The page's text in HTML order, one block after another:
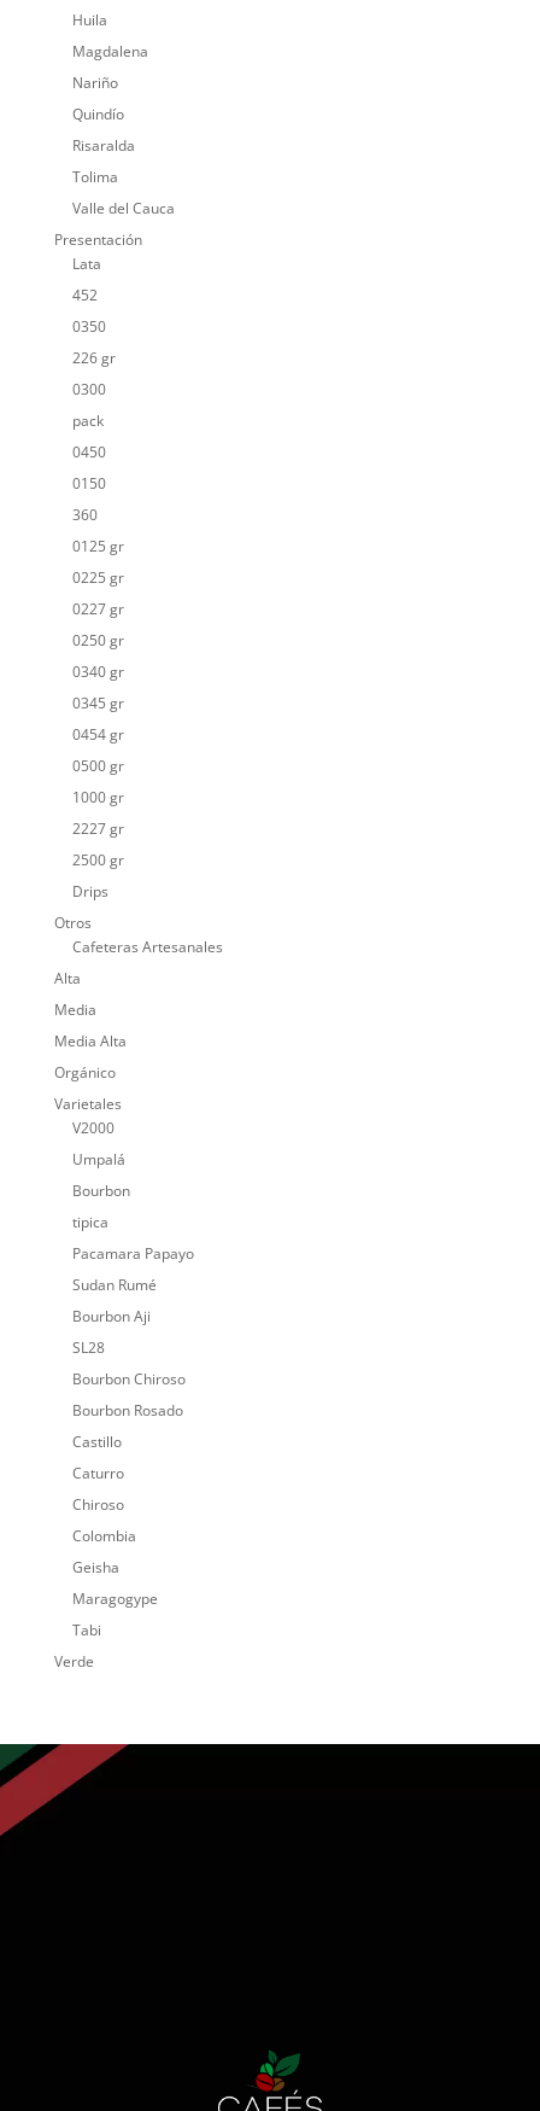
Huila
Magdalena
Nariño
Quindío
Risaralda
Tolima
Valle del Cauca
Presentación
Lata
452
0350
226 gr
0300
pack
0450
0150
360
0125 gr
0225 gr
0227 gr
0250 gr
0340 gr
0345 gr
0454 gr
0500 gr
1000 gr
2227 gr
2500 gr
Drips
Otros
Cafeteras Artesanales
Alta
Media
Media Alta
Orgánico
Varietales
V2000
Umpalá
Bourbon
tipica
Pacamara Papayo
Sudan Rumé
Bourbon Aji
SL28
Bourbon Chiroso
Bourbon Rosado
Castillo
Caturro
Chiroso
Colombia
Geisha
Maragogype
Tabi
Verde